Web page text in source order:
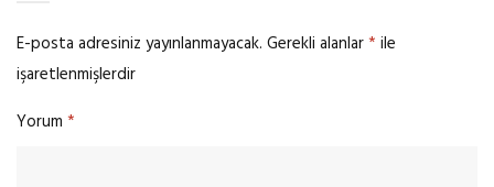
E-posta adresiniz yayınlanmayacak. Gerekli alanlar* ile
işaretlenmişlerdir
Yorum *